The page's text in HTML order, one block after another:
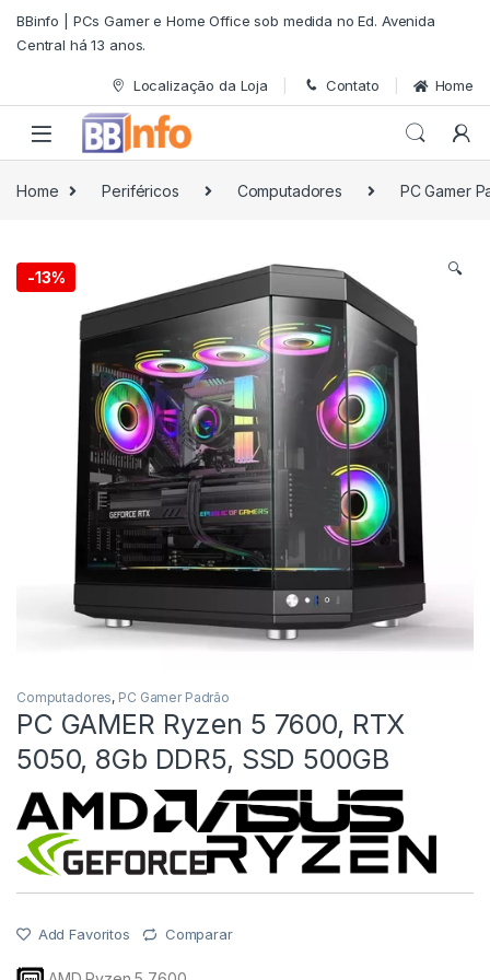
Skip to navigation
Skip to content
BBinfo | PCs Gamer e Home Office sob medida no Ed. Avenida
Central há 13 anos.
Localização da Loja Contato Home
Home Periféricos Computadores PC Gamer
-13% 🔍
Computadores, PC Gamer Padrão
PC GAMER Ryzen 5 7600, RTX
5050, 8Gb DDR5, SSD 500GB
Add Favoritos Comparar